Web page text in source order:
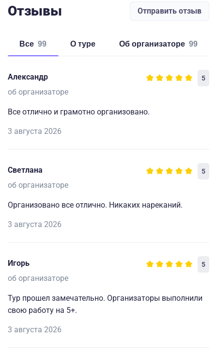
Отзывы Отправить отзыв
Все 99 о туре об организаторе 99
Александр 5
об организаторе
Все отлично и грамотно организовано.
3 августа 2026
Светлана 5
об организаторе
Организовано все отлично. Никаких нареканий.
3 августа 2026
Игорь 5
об организаторе
Тур прошел замечательно. Организаторы выполнили
свою работу на 5+.
3 августа 2026